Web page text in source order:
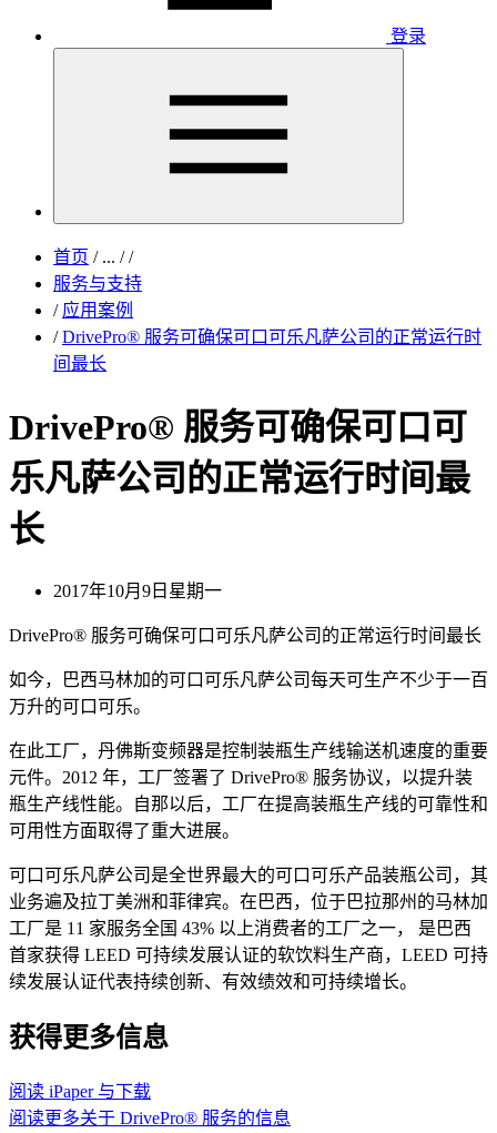
登录
首页 /... / /
服务与支持
/ 应用案例
/ DrivePro® 服务可确保可口可乐凡萨公司的正常运行时
间最长
DrivePro® 服务可确保可口可
乐凡萨公司的正常运行时间最
长
2017年10月9日星期一
DrivePro® 服务可确保可口可乐凡萨公司的正常运行时间最长
如今，巴西马林加的可口可乐凡萨公司每天可生产不少于一百
万升的可口可乐。
在此工厂，丹佛斯变频器是控制装瓶生产线输送机速度的重要
元件。2012 年，工厂签署了 DrivePro® 服务协议，以提升装
瓶生产线性能。自那以后，工厂在提高装瓶生产线的可靠性和
可用性方面取得了重大进展。
可口可乐凡萨公司是全世界最大的可口可乐产品装瓶公司，其
业务遍及拉丁美洲和菲律宾。在巴西，位于巴拉那州的马林加
工厂是 11 家服务全国 43% 以上消费者的工厂之一， 是巴西
首家获得 LEED 可持续发展认证的软饮料生产商，LEED 可持
续发展认证代表持续创新、有效绩效和可持续增长。
获得更多信息
阅读 iPaper 与下载
阅读更多关于 DrivePro® 服务的信息